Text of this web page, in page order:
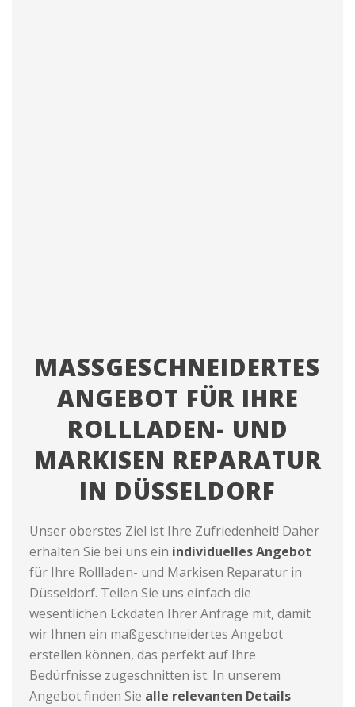
MASSGESCHNEIDERTES A
NGEBOT FÜR IHRE R
OLLLADEN- UND M
ARKISEN REPARATUR I
N DÜSSELDORF
Unser oberstes Ziel ist Ihre Zufriedenheit! Daher
erhalten Sie bei uns ein individuelles Angebot
für Ihre Rollladen- und Markisen Reparatur in
Düsseldorf. Teilen Sie uns einfach die
wesentlichen Eckdaten Ihrer Anfrage mit, damit
wir Ihnen ein maßgeschneidertes Angebot
erstellen können, das perfekt auf Ihre
Bedürfnisse zugeschnitten ist. In unserem
Angebot finden Sie alle relevanten Details